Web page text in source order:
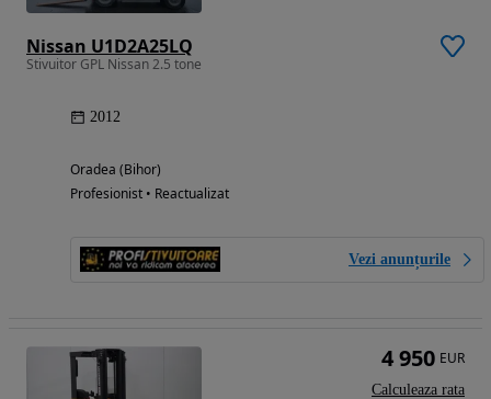
Nissan U1D2A25LQ
Stivuitor GPL Nissan 2.5 tone
2012
Oradea (Bihor)
Profesionist • Reactualizat
Vezi anunțurile
4 950 EUR
Calculeaza rata